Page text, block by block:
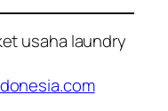
usaha laundry